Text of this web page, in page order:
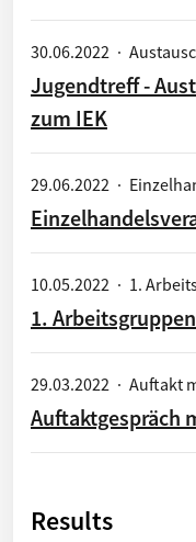
30.06.2022 ·
Jugendtreff -
zum IEK
29.06.2022 ·
10.05.2022 · 1.
1.
29.03.2022 · Auftakt
Auftaktgespräch
Results